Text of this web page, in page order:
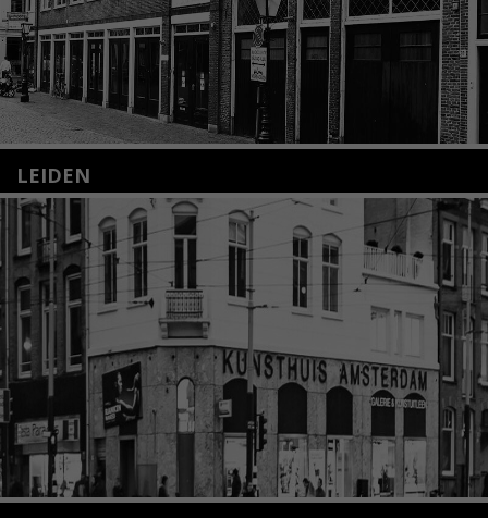
LEIDEN
Nieuwstraat 35
2312 KA Leiden
+31(0)71 – 52 84 480
info@kunsthuisleiden.nl
Lees meer